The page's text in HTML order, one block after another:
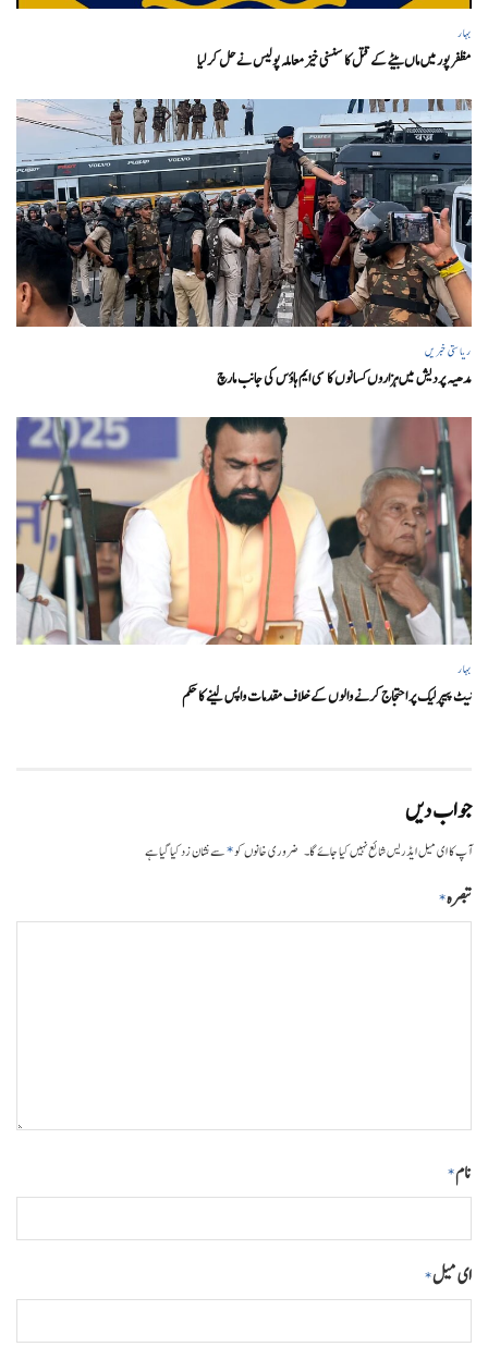
بہار
مظفر پور میں ماں بیٹے کے قتل کا سنسنی خیز معاملہ پولیس نے حل کر لیا
ریاستی خبریں
مدھیہ پردیش میں ہزاروں کسانوں کا سی ایم ہاؤس کی جانب مارچ
بہار
نیٹ پیپر لیک پر احتجاج کرنے والوں کے خلاف مقدمات واپس لینے کا حکم
جواب دیں
آپ کا ای میل ایڈریس شائع نہیں کیا جائے گا۔ ضروری خانوں کو*سے نشان زد کیا گیا ہے
تبصرہ*
نام*
ای میل*